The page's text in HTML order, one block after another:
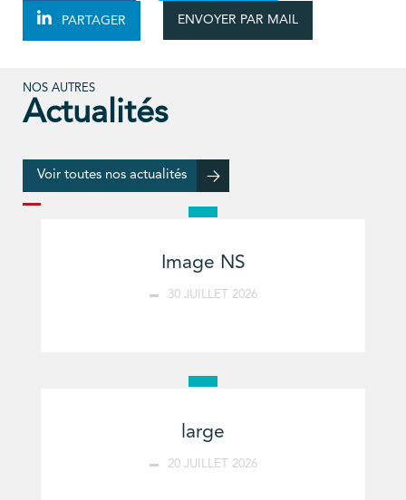
PARTAGER ENVOYER PAR MAIL
NOS AUTRES
Actualités
Voir toutes nos actualités
Image NS
30 JUILLET 2026
large
20 JUILLET 2026